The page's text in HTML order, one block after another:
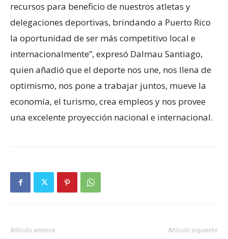
recursos para beneficio de nuestros atletas y
delegaciones deportivas, brindando a Puerto Rico
la oportunidad de ser más competitivo local e
internacionalmente”, expresó Dalmau Santiago,
quien añadió que el deporte nos une, nos llena de
optimismo, nos pone a trabajar juntos, mueve la
economía, el turismo, crea empleos y nos provee
una excelente proyección nacional e internacional.
Artículo anterior Artículo siguiente